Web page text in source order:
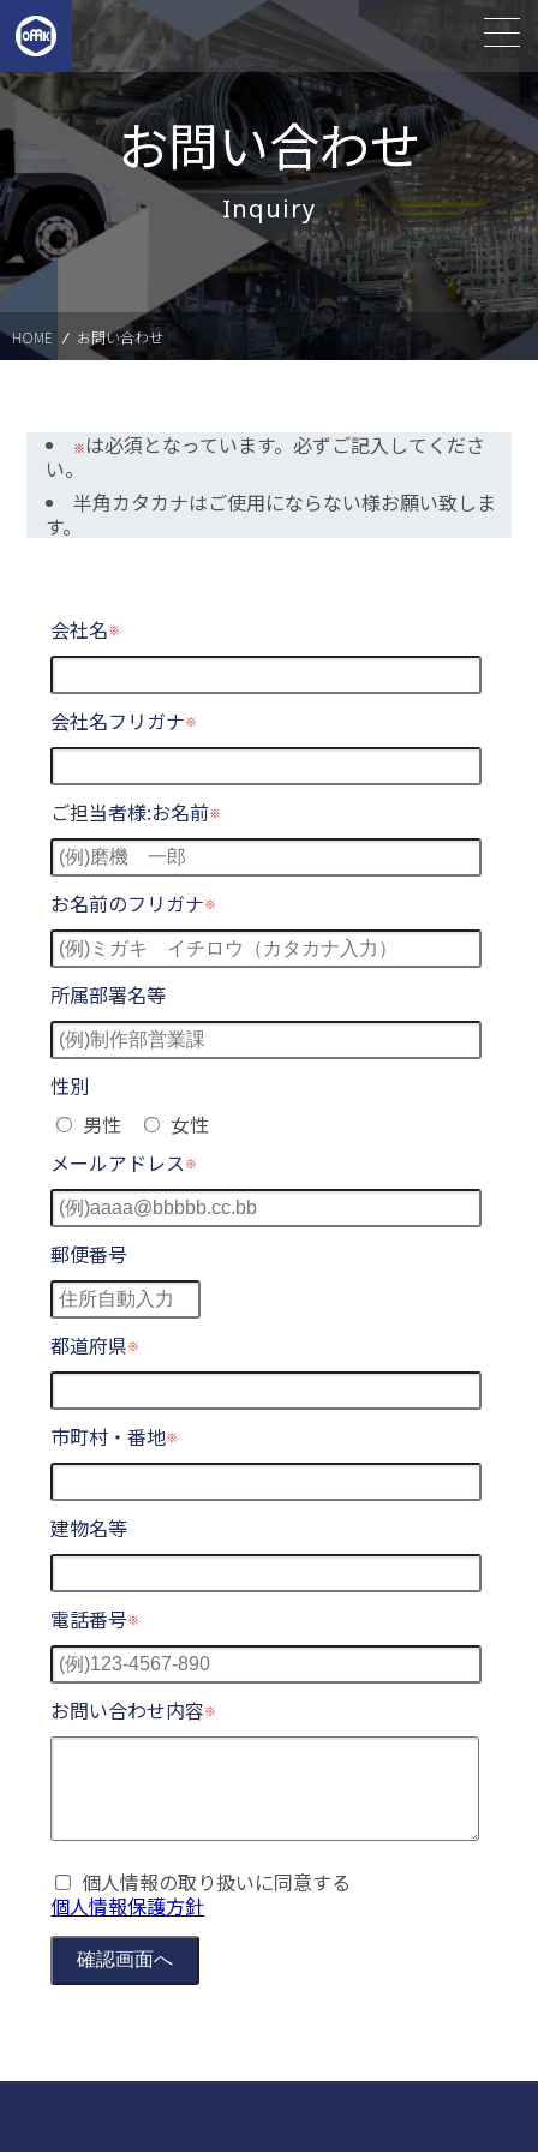
お問い合わせ
Inquiry
HOME お問い合わせ
は必須となっています。必ずご記入してくださ
い。
半角カタカナはご使用にならない様お願い致しま
す。
会社名
会社名フリガナ
ご担当者様:お名前
お名前のフリガナ
所属部署名等
性別
男性
女性
メールアドレス
郵便番号
都道府県
市町村・番地
建物名等
電話番号
お問い合わせ内容
個人情報の取り扱いに同意する
個人情報保護方針